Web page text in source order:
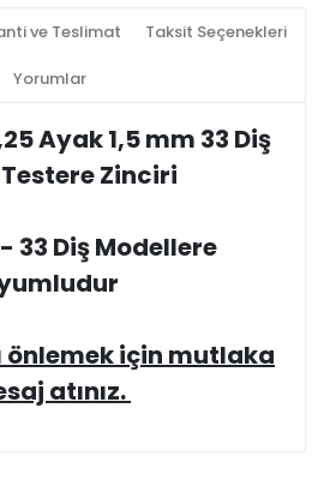
ve Teslimat Taksit Seçenekleri
Yorumlar
Ayak 1,5 mm 33 Diş
Zinciri
33 Diş Modellere
önlemek için mutlaka
atınız.